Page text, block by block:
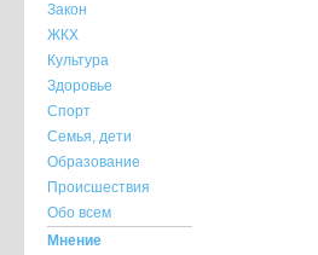
Закон
ЖКХ
Культура
Здоровье
Спорт
Семья, дети
Образование
Происшествия
Обо всем
Мнение